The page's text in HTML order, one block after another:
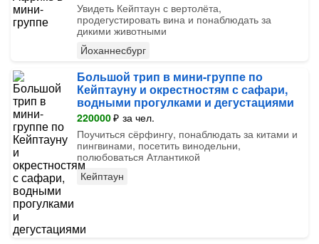
Увидеть Кейптаун с вертолёта,
продегустировать вина и понаблюдать за
дикими животными
Йоханнесбург
Большой трип в мини-группе по
Кейптауну и окрестностям с сафари,
водными прогулками и дегустациями
220000₽ за чел.
Поучиться сёрфингу, понаблюдать за китами и
пингвинами, посетить винодельни,
полюбоваться Атлантикой
Кейптаун